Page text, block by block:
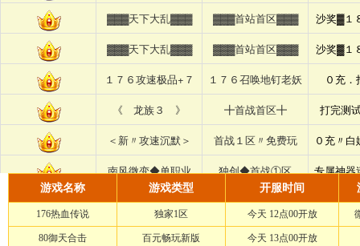
游戏名称 游戏类型 开服时间
176热血传说 独家1区 今天 12点00开放
80御天合击 百元畅玩新版 今天 13点00开放